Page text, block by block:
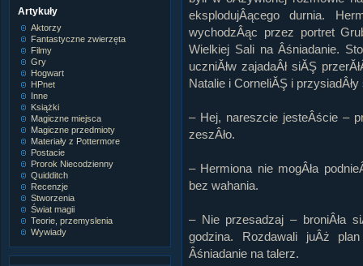
Artykuły
Aktorzy
Fantastyczne zwierzęta
Filmy
Gry
Hogwart
HPnet
Inne
Książki
Magiczne miejsca
Magiczne przedmioty
Materiały z Pottermore
Postacie
Prorok Niecodzienny
Quidditch
Recenzje
Stworzenia
Świat magii
Teorie, przemyslenia
Wywiady
eksplodujÂącego durnia.
wychodzÂąc przez portret
Wielkiej Sali na Âśniadanie.
uczniĂłw zajadaÂł siĂŞ
Natalie i CorneliĂŞ i
– Hej, nareszcie jesteÂście –
zeszÂło.
– Hermiona nie mogÂła
bez wahania.
– Nie przesadzaj – broniÂła
godzina. Rozdawali juÂż
Âśniadanie na talerz.